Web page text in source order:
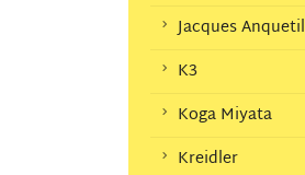
Jacques Anquetil
K3
Koga Miyata
Kreidler